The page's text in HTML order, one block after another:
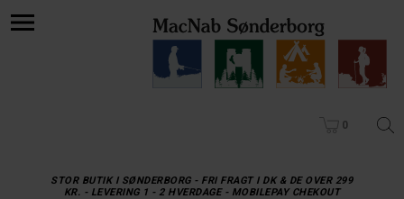
0
STOR BUTIK I SØNDERBORG - FRI FRAGT I DK & DE OVER 299
KR. - LEVERING 1 - 2 HVERDAGE - MOBILEPAY CHEKOUT